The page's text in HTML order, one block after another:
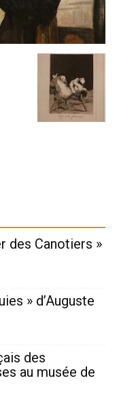
des Canotiers »
» d’Auguste
des
au musée de